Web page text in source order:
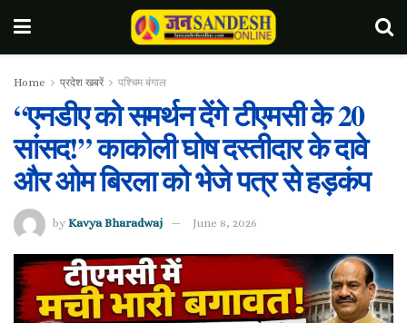
Home प्रदेश खबरें पश्चिम बंगाल
“एनडीए को समर्थन देंगे टीएमसी के 20
सांसद!” काकोली घोष दस्तीदार के दावे
और ओम बिरला को भेजे पत्र से हड़कंप
by Kavya Bharadwaj June 8, 2026